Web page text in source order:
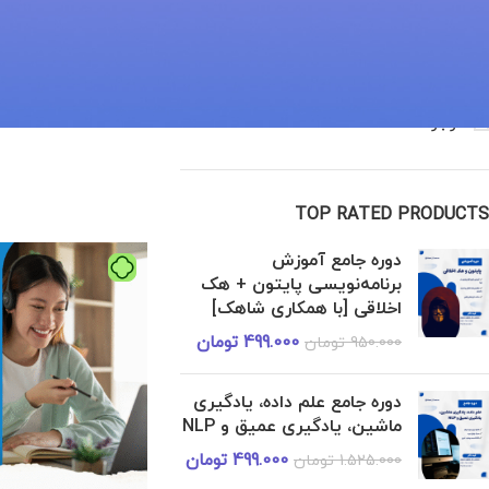
موجود
TOP RATED PRODUCTS
دوره جامع آموزش
برنامه‌نویسی پایتون + هک
اخلاقی [با همکاری شاهک]
950.000 تومان 499.000 تومان
دوره جامع علم داده، یادگیری
ماشین، یادگیری عمیق و NLP
1.525.000 تومان 499.000 تومان